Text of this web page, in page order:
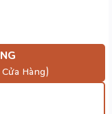
Kế Bền Đẹp, Dễ